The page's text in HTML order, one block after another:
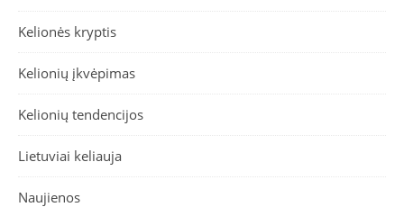
Kelionės kryptis
Kelionių įkvėpimas
Kelionių tendencijos
Lietuviai keliauja
Naujienos